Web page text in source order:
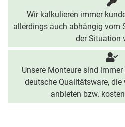
Wir kalkulieren immer
allerdings auch abhängig vom
der Situation
Unsere Monteure sind
deutsche Qualitätsware, die
anbieten bzw.